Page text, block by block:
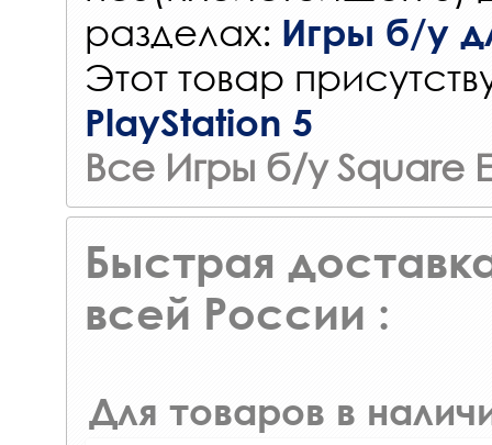
разделах: Игры б/у
Этот товар
PlayStation 5
Все Игры б/у Square
Быстрая
всей России :
Для товаров в